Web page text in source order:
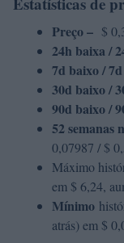
Preço – $
24h baixa /
7d baixo /
30d baixo /
90d baixo /
52 semanas
0,07987 / $
Máximo
em $ 6,24,
Mínimo
atrás) em $